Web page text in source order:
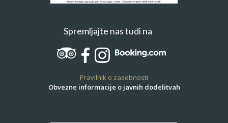
Spremljajte nas tudi na
Pravilnik o zasebnosti
Obvezne informacije o javnih dodelitvah